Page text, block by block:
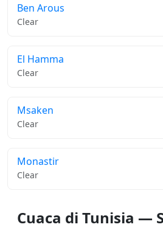
Ben Arous
Clear
El Hamma
Clear
Msaken
Clear
Monastir
Clear
Cuaca di Tunisia —